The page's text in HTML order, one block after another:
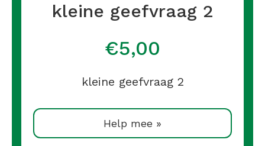
kleine geefvraag 2
€5,00
kleine geefvraag 2
Help mee »